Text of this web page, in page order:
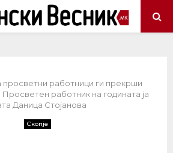
работници ги прекрши
работник на годината ја
Даница Стојанова
Скопје